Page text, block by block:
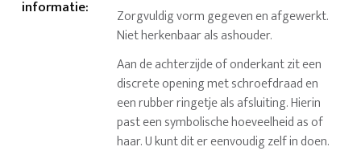
informatie:
Zorgvuldig vorm gegeven en afgewerkt.
Niet herkenbaar als ashouder.
Aan de achterzijde of onderkant zit een
discrete opening met schroefdraad en
een rubber ringetje als afsluiting. Hierin
past een symbolische hoeveelheid as of
haar. U kunt dit er eenvoudig zelf in doen.